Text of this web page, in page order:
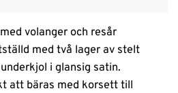
volanger och resår
med två lager av stelt
i glansig satin.
att bäras med korsett till